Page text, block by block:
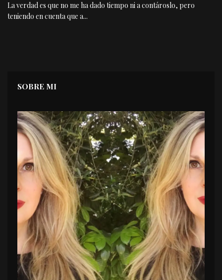
La verdad es que no me ha dado tiempo ni a contároslo, pero
teniendo en cuenta que a...
SOBRE MI